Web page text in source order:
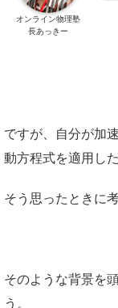
オンライン物理塾
長あっきー
ですが、自分が加
動方程式を適用した
そう思ったときに
そのような背景を
う。